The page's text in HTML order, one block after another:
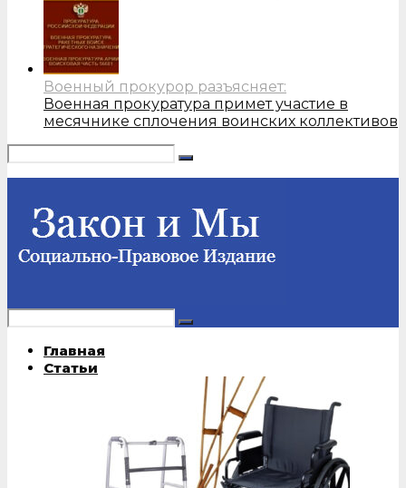
Военный прокурор разъясняет:
Военная прокуратура примет участие в
месячнике сплочения воинских коллективов
Главная
Статьи